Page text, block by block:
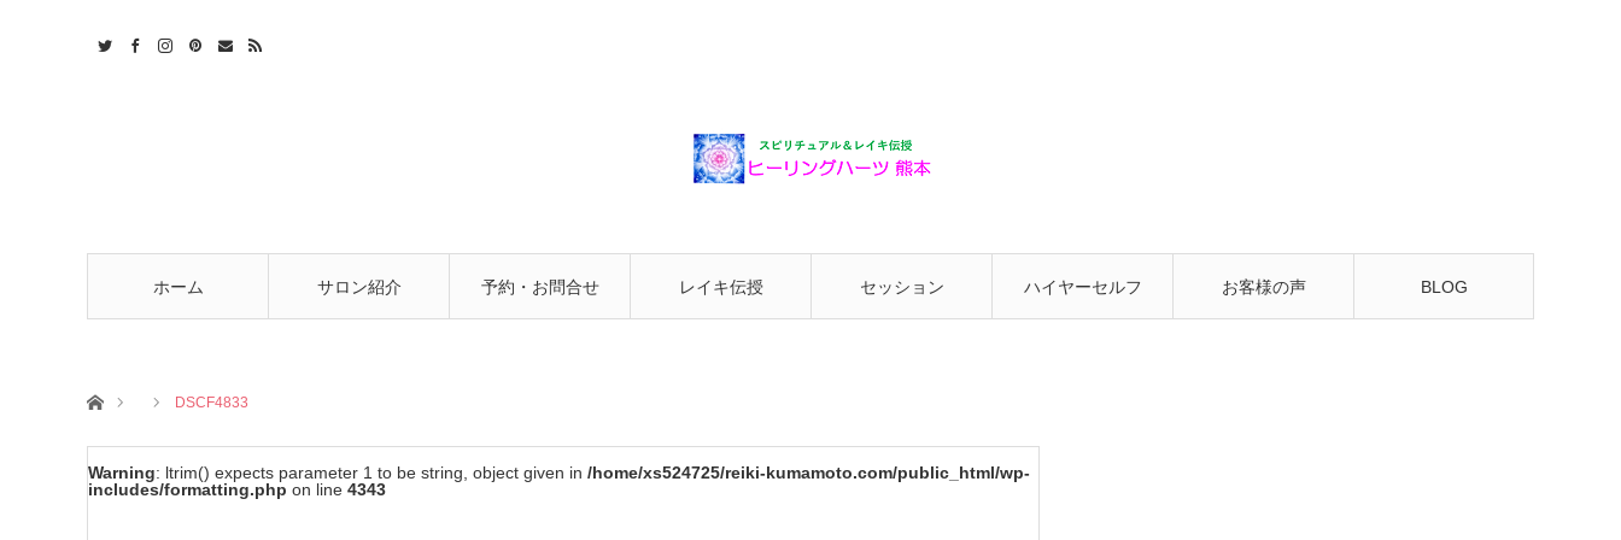
ホーム サロン紹介 予約・お問合せ レイキ伝授 セッション ハイヤーセルフ お客様の声 BLOG
ホーム DSCF4833
Warning: ltrim() expects parameter 1 to be string, object given in /home/xs524725/reiki-kumamoto.com/public_html/wp-
includes/formatting.php on line 4343